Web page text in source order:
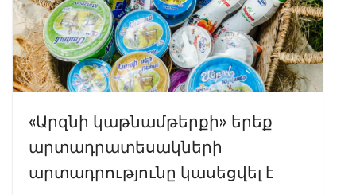
«Արզնի կաթնամթերքի» երեք
արտադրատեսակների
արտադրությունը կասեցվել է